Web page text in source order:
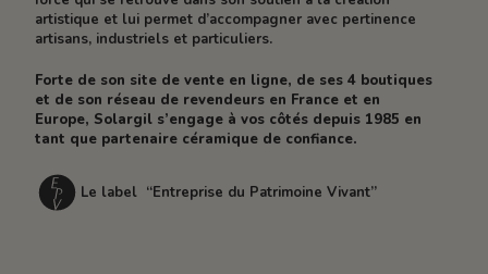
artistique et lui permet d’accompagner avec pertinence
artisans, industriels et particuliers.
Forte de son site de vente en ligne, de ses 4 boutiques
et de son réseau de revendeurs en France et en
Europe, Solargil s’engage à vos côtés depuis 1985 en
tant que partenaire céramique de confiance.
Le label “Entreprise du Patrimoine Vivant”